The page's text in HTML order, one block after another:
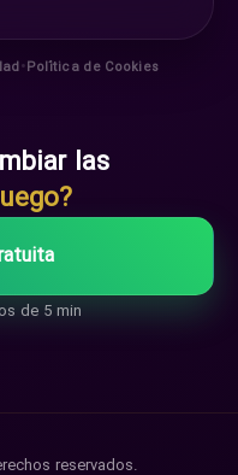
•Política de Cookies
las
de 5 min
reservados.